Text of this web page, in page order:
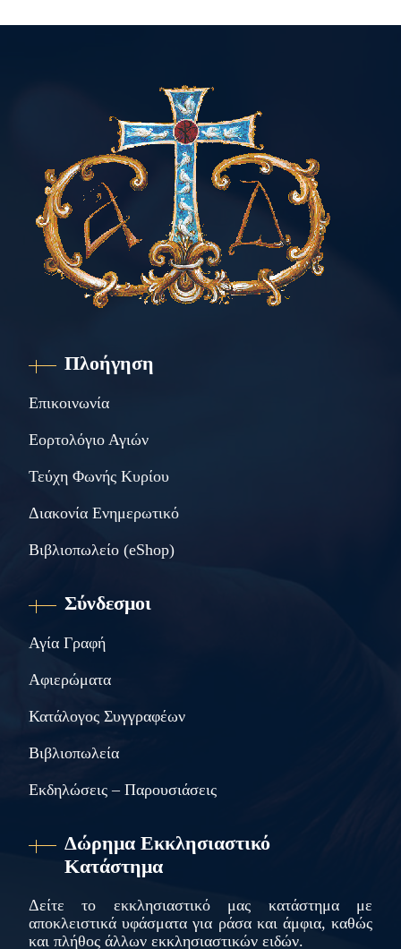
Πλοήγηση
Επικοινωνία
Εορτολόγιο Αγιών
Τεύχη Φωνής Κυρίου
Διακονία Ενημερωτικό
Βιβλιοπωλείο (eShop)
Σύνδεσμοι
Αγία Γραφή
Αφιερώματα
Κατάλογος Συγγραφέων
Βιβλιοπωλεία
Εκδηλώσεις – Παρουσιάσεις
Δώρημα Εκκλησιαστικό
Κατάστημα
Δείτε το εκκλησιαστικό μας κατάστημα με
αποκλειστικά υφάσματα για ράσα και άμφια, καθώς
και πλήθος άλλων εκκλησιαστικών ειδών.